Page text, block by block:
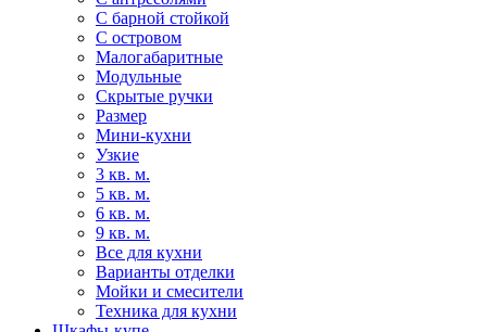
С барной стойкой
С островом
Малогабаритные
Модульные
Скрытые ручки
Размер
Мини-кухни
Узкие
3 кв. м.
5 кв. м.
6 кв. м.
9 кв. м.
Все для кухни
Варианты отделки
Мойки и смесители
Техника для кухни